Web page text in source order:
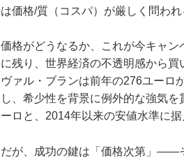
は価格/質（コスパ）が厳しく問われ
価格がどうなるか、これが今キャ
に残り、世界経済の不透明感から
ヴァル・ブランは前年の276ユーロ
し、希少性を背景に例外的な強気
ーロと、2014年以来の安値水準に
だが、成功の鍵は「価格次第」――